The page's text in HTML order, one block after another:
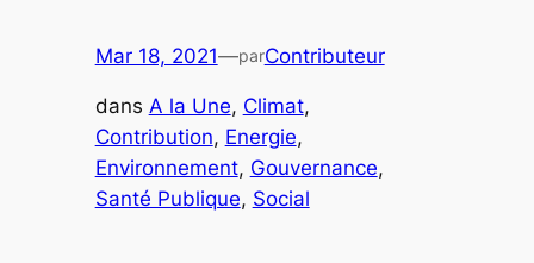
Mar 18, 2021—parContributeur
dans A la Une, Climat
Contribution, Energie
Environnement, Gouvernance
Santé Publique, Social